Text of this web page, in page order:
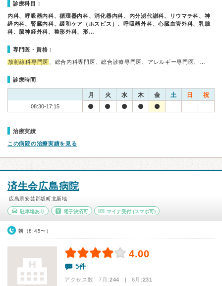
診療科目：
内科、呼吸器内科、循環器内科、消化器内科、内分泌代謝科、リウマチ科、神
経内科、腎臓内科、緩和ケア（ホスピス）、呼吸器外科、心臓血管外科、乳腺
科、脳神経外科、整形外科、形…
専門医・資格：
放射線科専門医 、総合内科専門医、総合診療専門医、アレルギー専門医、…
診療時間
月 火 水 木 金 土 日 祝
08:30-17:15
治療実績
この病院の治療実績を見る
済生会広島病院
広島県安芸郡坂町北新地
駐車場あり 電子決済可 マイナ受付 (スマホ可)
朝（8:45〜）
4.00
5件
アクセス数 7月:244 | 6月:231